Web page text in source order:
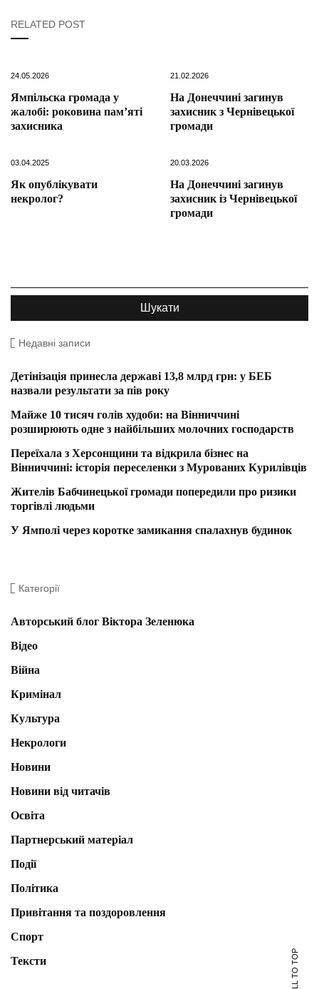
RELATED POST
24.05.2026
Ямпільска громада у
жалобі: роковина пам’яті
захисника
21.02.2026
На Донеччині загинув
захисник з Чернівецької
громади
03.04.2025
Як опублікувати
некролог?
20.03.2026
На Донеччині загинув
захисник із Чернівецької
громади
Недавні записи
Детінізація принесла державі 13,8 млрд грн: у БЕБ
назвали результати за пів року
Майже 10 тисяч голів худоби: на Вінниччині
розширюють одне з найбільших молочних господарств
Переїхала з Херсонщини та відкрила бізнес на
Вінниччині: історія переселенки з Мурованих Курилівців
Жителів Бабчинецької громади попередили про ризики
торгівлі людьми
У Ямполі через коротке замикання спалахнув будинок
Категорії
Авторський блог Віктора Зеленюка
Відео
Війна
Кримінал
Культура
Некрологи
Новини
Новини від читачів
Освіта
Партнерський матеріал
Події
Політика
Привітання та поздоровлення
Спорт
Тексти